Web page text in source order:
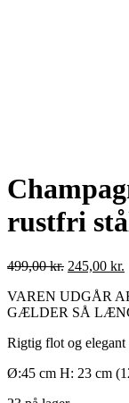
rustfri
499,00kr. 245,00 kr.
VAREN UDGÅR
GÆLDER SÅ
Rigtig flot og elegant
Ø:45 cm H: 23 cm